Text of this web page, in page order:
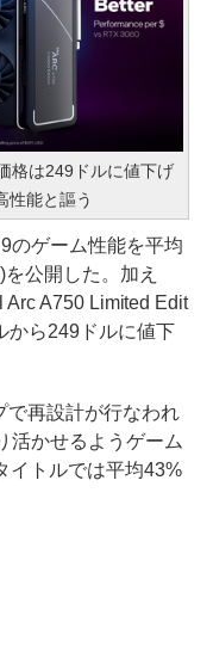
格は249ドルに値下げ
性能と謳う
のゲーム性能を平均
公開した。加え
A750 Limited Edit
から249ドルに値下
再設計が行なわれ
活かせるようゲーム
イトルでは平均43%